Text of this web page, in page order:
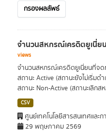
กรองผลลัพธ์
จำนวนสหกรณ์เครดิตยูเนี่ยน
views
จำนวนสหกรณ์เครดิตยูเนี่ยนที่จ
สถานะ Active (สถานะยังไม่เริ่มด
สถานะ Non-Active (สถานะเลิก
CSV
ศูนย์เทคโนโลยีสารสนเทศแล
29 พฤษภาคม 2569